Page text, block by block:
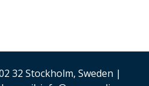
32 Stockholm, Sweden |